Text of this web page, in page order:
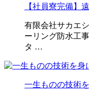
【社員寮完備】
有限会社サカエ
ーリング防水工
タ …
一生ものの技術